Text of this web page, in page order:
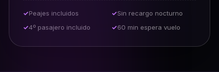
Peajes incluidos
Sin recargo nocturno
4º pasajero incluido
60 min espera vuelo